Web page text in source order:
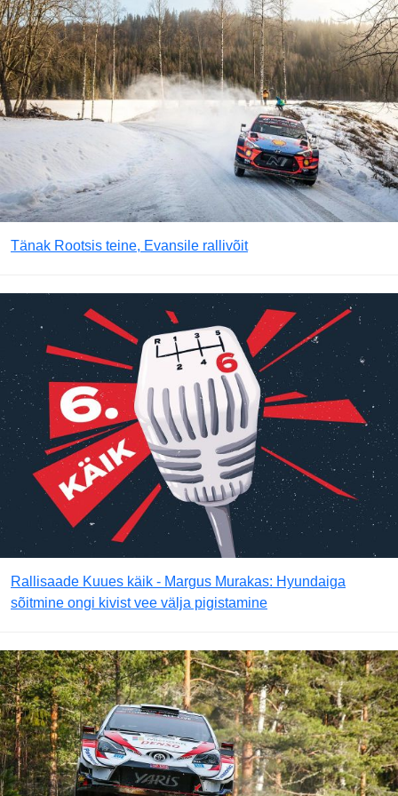
Tänak Rootsis teine, Evansile rallivõit
Rallisaade Kuues käik - Margus Murakas: Hyundaiga
sõitmine ongi kivist vee välja pigistamine